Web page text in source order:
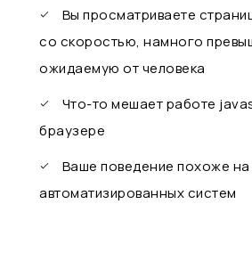
Вы просматриваете
со скоростью, намного
ожидаемую от человека
Что-то мешает работе
браузере
Ваше поведение похоже на
автоматизированных систем